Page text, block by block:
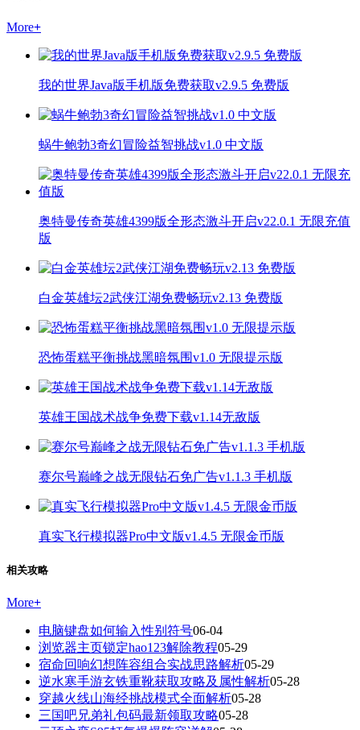
More+
我的世界Java版手机版免费获取v2.9.5 免费版
蜗牛鲍勃3奇幻冒险益智挑战v1.0 中文版
奥特曼传奇英雄4399版全形态激斗开启v22.0.1 无限充值
版
白金英雄坛2武侠江湖免费畅玩v2.13 免费版
恐怖蛋糕平衡挑战黑暗氛围v1.0 无限提示版
英雄王国战术战争免费下载v1.14无敌版
赛尔号巅峰之战无限钻石免广告v1.1.3 手机版
真实飞行模拟器Pro中文版v1.4.5 无限金币版
相关攻略
More+
电脑键盘如何输入性别符号06-04
浏览器主页锁定hao123解除教程05-29
宿命回响幻想阵容组合实战思路解析05-29
逆水寒手游玄铁重靴获取攻略及属性解析05-28
穿越火线山海经挑战模式全面解析05-28
三国吧兄弟礼包码最新领取攻略05-28